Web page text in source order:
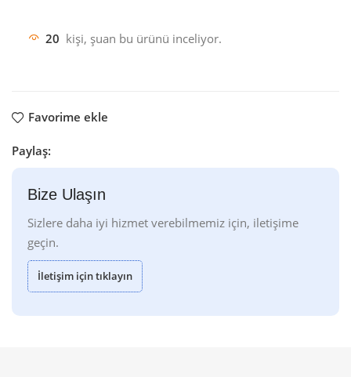
20 kişi, şuan bu ürünü inceliyor.
Favorime ekle
Paylaş:
Bize Ulaşın
Sizlere daha iyi hizmet verebilmemiz için, iletişime
geçin.
İletişim için tıklayın